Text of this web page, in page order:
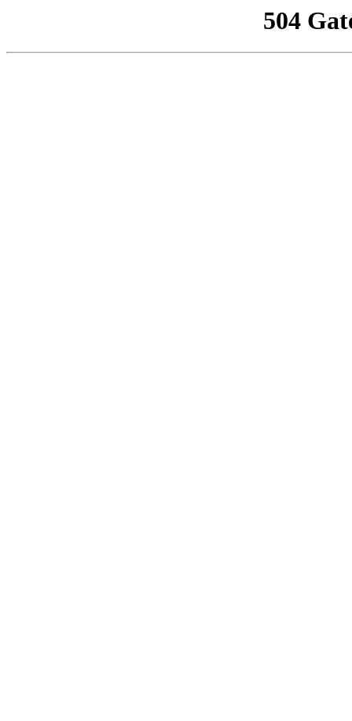
504